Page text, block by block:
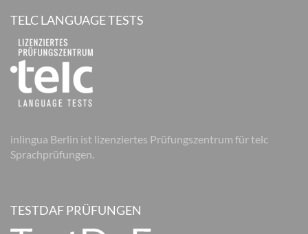
TELC LANGUAGE TESTS
inlingua Berlin ist lizenziertes Prüfungszentrum für telc
Sprachprüfungen.
TESTDAF PRÜFUNGEN